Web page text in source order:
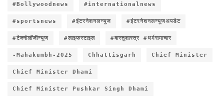
#Bollywoodnews #internationalnews
#sportsnews #इंटरनेशनलन्यूज #इंटरनेशनलन्यूजअपडेट
#टेक्नोलॉजीन्यूज #लाइफस्टाइल #वास्तुशास्त्र #धर्मसमाचार
-Mahakumbh-2025 Chhattisgarh Chief Minister
Chief Minister Dhami
Chief Minister Pushkar Singh Dhami